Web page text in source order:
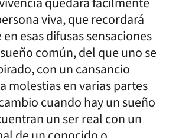
viva, que recordará
esas difusas sensaciones
común, del que uno se
con un cansancio
molestias en varias partes
cuando hay un sueño
un ser real con un